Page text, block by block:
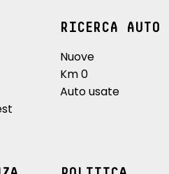
RICERCA AUTO
Nuove
Km 0
Auto usate